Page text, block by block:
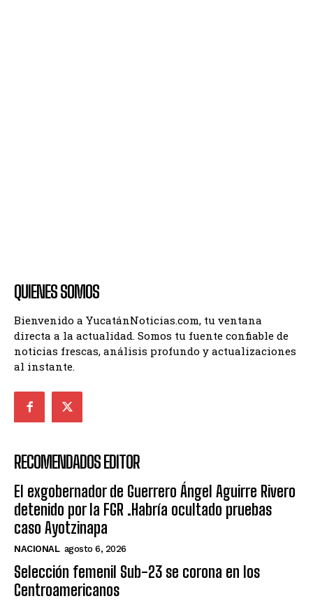
QUIENES SOMOS
Bienvenido a YucatánNoticias.com, tu ventana
directa a la actualidad. Somos tu fuente confiable de
noticias frescas, análisis profundo y actualizaciones
al instante.
RECOMENDADOS EDITOR
El exgobernador de Guerrero Ángel Aguirre Rivero
detenido por la FGR .Habría ocultado pruebas
caso Ayotzinapa
NACIONAL agosto 6, 2026
Selección femenil Sub-23 se corona en los
Centroamericanos